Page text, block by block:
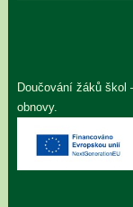
Doučování žáků škol
obnovy.